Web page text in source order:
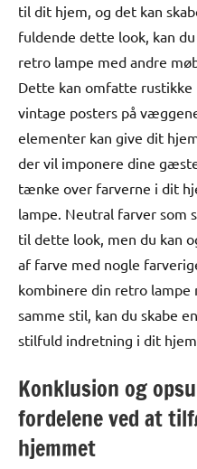
til dit hjem, og det kan
fuldende dette look, kan
retro lampe med andre
Dette kan omfatte
vintage posters på
elementer kan give dit
der vil imponere dine
tænke over farverne i dit
lampe. Neutral farver som
til dette look, men du kan
af farve med nogle
kombinere din retro lampe
samme stil, kan du skabe
stilfuld indretning i dit hjem.
Konklusion og
fordelene ved at
hjemmet